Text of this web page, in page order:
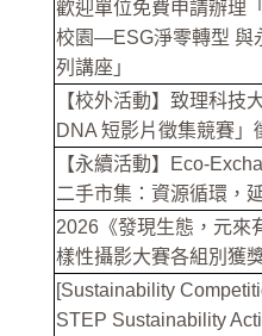
歡迎單位免費申請辦理
校園—ESG淨零轉型 與
列講座」
【校外活動】致理科技
DNA 短影片徵集競賽」
【永續活動】Eco-
二手市集：資源循環，
2026《發現生態，元來
樣性攝影大賽各組別獲
[Sustainability
STEP Sustainability